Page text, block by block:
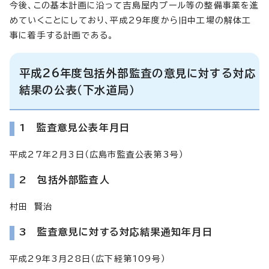
今後、この基本計画に沿って吉島屋内プール等の整備事業を進
めていくことにしており、平成29年度から旧中工場の解体工
事に着手する計画である。
平成26年度包括外部監査の意見に対する対応
結果の公表（下水道局）
1 監査意見公表年月日
平成27年2月3日（広島市監査公表第3号）
2 包括外部監査人
村田 賢治
3 監査意見に対する対応結果通知年月日
平成29年3月28日（広下経第109号）